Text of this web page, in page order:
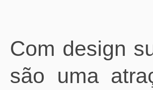
Com design
são uma